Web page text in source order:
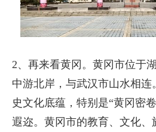
2、再来看黄冈。黄冈市位于
中游北岸，与武汉市山水相
史文化底蕴，特别是“黄冈密
遐迩。黄冈市的教育、文化、